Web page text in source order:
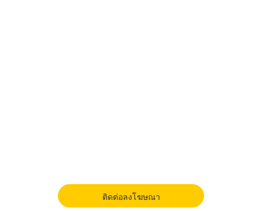
ติดต่อลงโฆษณา